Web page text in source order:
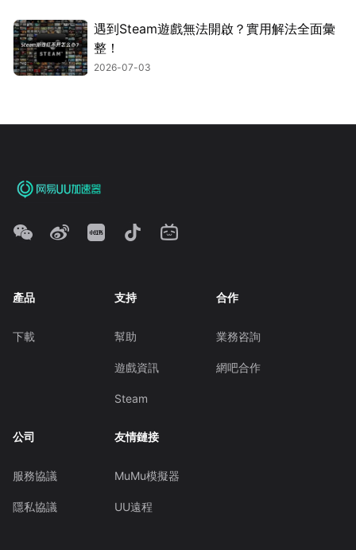
遇到Steam遊戲無法開啟？實用解法全面彙
整！
2026-07-03
產品
下載
支持
幫助
遊戲資訊
Steam
合作
業務咨詢
網吧合作
公司
服務協議
隱私協議
友情鏈接
MuMu模擬器
UU遠程